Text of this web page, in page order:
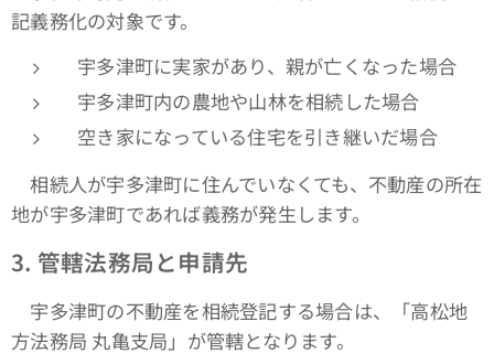
記義務化の対象です。
宇多津町に実家があり、親が亡くなった場合
宇多津町内の農地や山林を相続した場合
空き家になっている住宅を引き継いだ場合
相続人が宇多津町に住んでいなくても、不動産の所在
地が宇多津町であれば義務が発生します。
3. 管轄法務局と申請先
宇多津町の不動産を相続登記する場合は、「高松地
方法務局 丸亀支局」が管轄となります。